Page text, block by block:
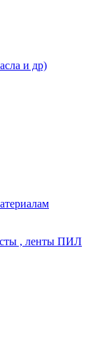
и др)
, ленты ПИЛ